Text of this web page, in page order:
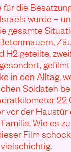
für die
wurde –
gesamte
H2 geteilte,
in den Alltag,
Soldaten
22
vor der Haustür
Wie es
Film